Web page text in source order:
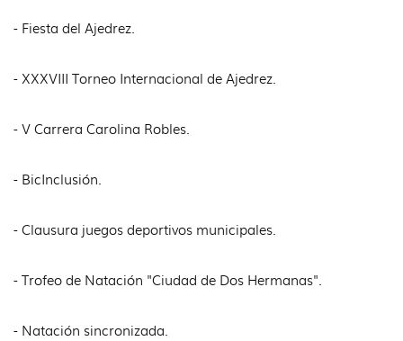
- Fiesta del Ajedrez.
- XXXVIII Torneo Internacional de Ajedrez.
- V Carrera Carolina Robles.
- BicInclusión.
- Clausura juegos deportivos municipales.
- Trofeo de Natación "Ciudad de Dos Hermanas".
- Natación sincronizada.